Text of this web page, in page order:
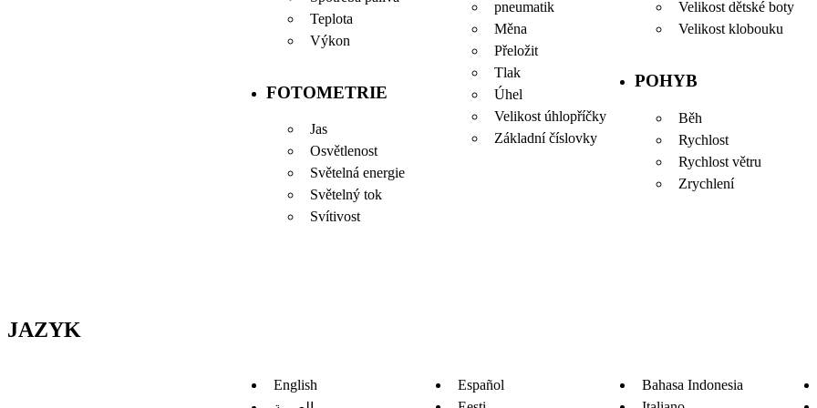
Teplota
Výkon
FOTOMETRIE
Jas
Osvětlenost
Světelná energie
Světelný tok
Svítivost
pneumatik
Měna
Přeložit
Tlak
Úhel
Velikost úhlopříčky
Základní číslovky
Velikost dětské boty
Velikost klobouku
POHYB
Běh
Rychlost
Rychlost větru
Zrychlení
JAZYK
English
Español
Bahasa Indonesia